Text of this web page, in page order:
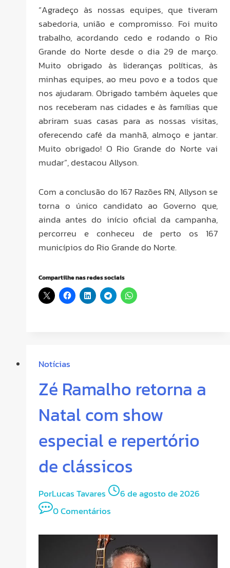
“Agradeço às nossas equipes, que tiveram
sabedoria, união e compromisso. Foi muito
trabalho, acordando cedo e rodando o Rio
Grande do Norte desde o dia 29 de março.
Muito obrigado às lideranças políticas, às
minhas equipes, ao meu povo e a todos que
nos ajudaram. Obrigado também àqueles que
nos receberam nas cidades e às famílias que
abriram suas casas para as nossas visitas,
oferecendo café da manhã, almoço e jantar.
Muito obrigado! O Rio Grande do Norte vai
mudar”, destacou Allyson.
Com a conclusão do 167 Razões RN, Allyson se
torna o único candidato ao Governo que,
ainda antes do início oficial da campanha,
percorreu e conheceu de perto os 167
municípios do Rio Grande do Norte.
Compartilhe nas redes sociais
Notícias
Zé Ramalho retorna a
Natal com show
especial e repertório
de clássicos
PorLucas Tavares
6 de agosto de 2026
0 Comentários